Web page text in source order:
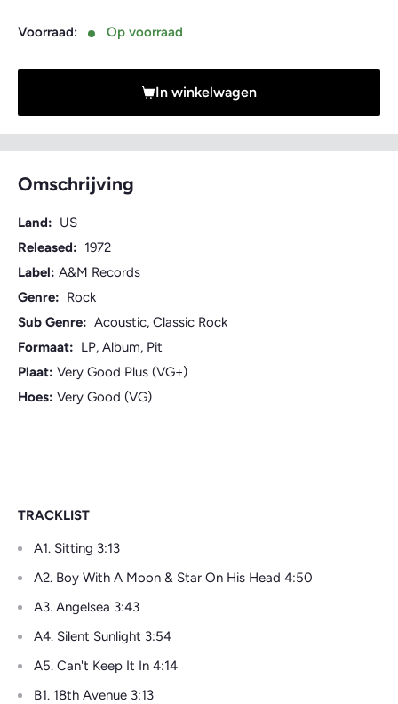
Voorraad: Op voorraad
In winkelwagen
Omschrijving
Land: US
Released: 1972
Label: A&M Records
Genre: Rock
Sub Genre: Acoustic, Classic Rock
Formaat: LP, Album, Pit
Plaat: Very Good Plus (VG+)
Hoes: Very Good (VG)
TRACKLIST
A1. Sitting 3:13
A2. Boy With A Moon & Star On His Head 4:50
A3. Angelsea 3:43
A4. Silent Sunlight 3:54
A5. Can't Keep It In 4:14
B1. 18th Avenue 3:13